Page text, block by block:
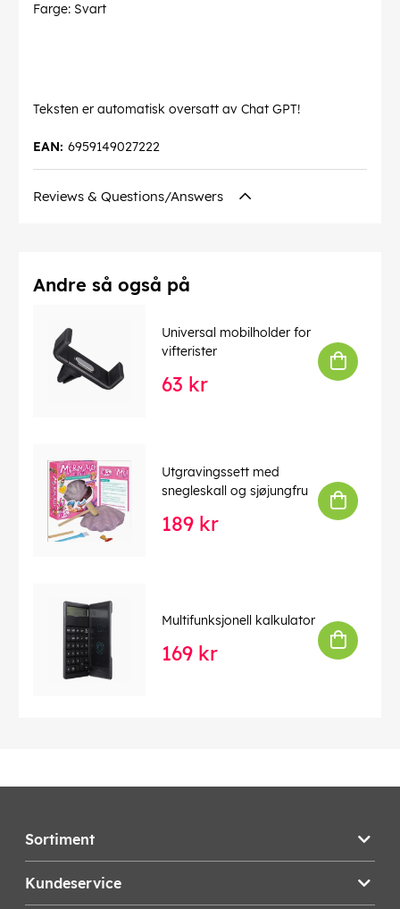
Farge: Svart
Teksten er automatisk oversatt av Chat GPT!
6959149027222
EAN:
Reviews & Questions/Answers
Andre så også på
Universal mobilholder for
vifterister
63 kr
Utgravingssett med
snegleskall og sjøjungfru
189 kr
Multifunksjonell kalkulator
169 kr
Sortiment
Kundeservice